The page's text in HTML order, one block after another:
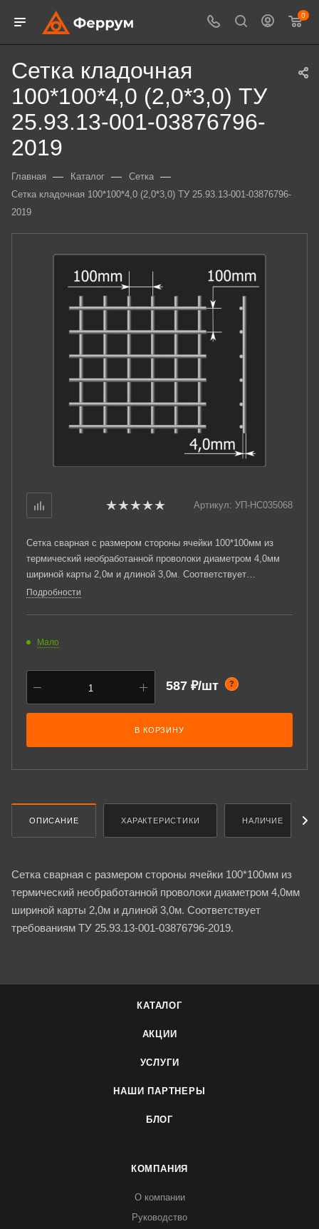
0
Сетка кладочная
100*100*4,0 (2,0*3,0) ТУ
25.93.13-001-03876796-
2019
Главная — Каталог — Сетка —
Сетка кладочная 100*100*4,0 (2,0*3,0) ТУ 25.93.13-001-03876796-
2019
Артикул: УП-НС035068
Сетка сварная с размером стороны ячейки 100*100мм из
термический необработанной проволоки диаметром 4,0мм
шириной карты 2,0м и длиной 3,0м. Соответствует
требованиям ТУ 25.93.13-001-03876796-2019.
Подробности
Мало
587 ₽/шт ?
В КОРЗИНУ
ОПИСАНИЕ ХАРАКТЕРИСТИКИ НАЛИЧИЕ
Сетка сварная с размером стороны ячейки 100*100мм из
термический необработанной проволоки диаметром 4,0мм
шириной карты 2,0м и длиной 3,0м. Соответствует
требованиям ТУ 25.93.13-001-03876796-2019.
КАТАЛОГ
АКЦИИ
УСЛУГИ
НАШИ ПАРТНЕРЫ
БЛОГ
КОМПАНИЯ
О компании
Руководство